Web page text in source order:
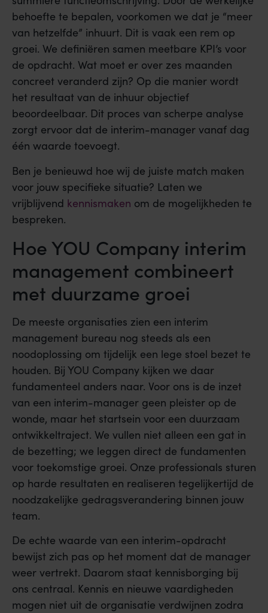
behoefte te bepalen, voorkomen we dat je “meer
van hetzelfde” inhuurt. Dit is vaak een rem op
groei. We definiëren samen meetbare KPI’s voor
de opdracht. Wat moet er over zes maanden
concreet veranderd zijn? Op die manier wordt
het resultaat van de inhuur objectief
beoordeelbaar. Dit proces van scherpe analyse
zorgt ervoor dat de interim-manager vanaf dag
één waarde toevoegt.
Ben je benieuwd hoe wij de juiste match maken
voor jouw specifieke situatie? Laten we
vrijblijvend kennismaken om de mogelijkheden te
bespreken.
Hoe YOU Company interim
management combineert
met duurzame groei
De meeste organisaties zien een interim
management bureau nog steeds als een
noodoplossing om tijdelijk een lege stoel bezet te
houden. Bij YOU Company kijken we daar
fundamenteel anders naar. Voor ons is de inzet
van een interim-manager geen pleister op de
wonde, maar het startsein voor een duurzaam
ontwikkeltraject. We vullen niet alleen een gat in
de bezetting; we leggen direct de fundamenten
voor toekomstige groei. Onze professionals sturen
op harde resultaten en realiseren tegelijkertijd de
noodzakelijke gedragsverandering binnen jouw
team.
De echte waarde van een interim-opdracht
bewijst zich pas op het moment dat de manager
weer vertrekt. Daarom staat kennisborging bij
ons centraal. Kennis en nieuwe vaardigheden
mogen niet uit de organisatie verdwijnen zodra